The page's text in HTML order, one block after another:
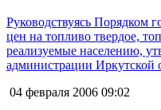
Руководствуясь Порядком
цен на топливо твердое,
реализуемые населению,
администрации Иркутской
04 февраля 2006 09:02